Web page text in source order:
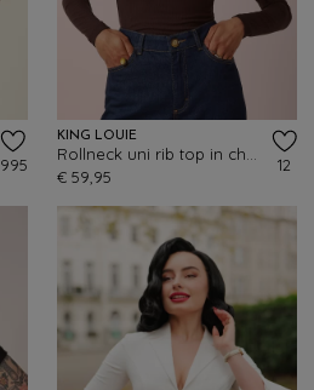
995
KING LOUIE
€ 59,95
12